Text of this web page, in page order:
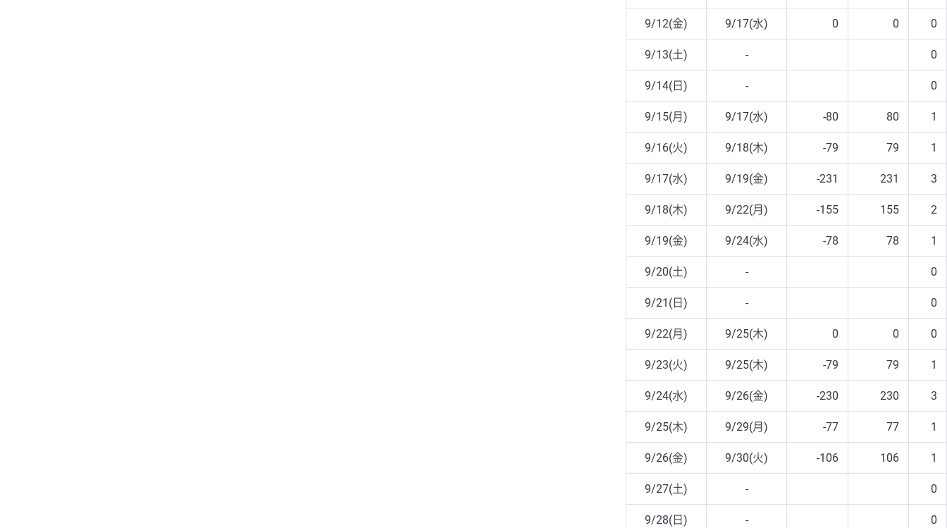
9/12(金) 9/17(水) 0 0 0
9/13(土) - 0
9/14(日) - 0
9/15(月) 9/17(水) -80 80 1
9/16(火) 9/18(木) -79 79 1
9/17(水) 9/19(金) -231 231 3
9/18(木) 9/22(月) -155 155 2
9/19(金) 9/24(水) -78 78 1
9/20(土) - 0
9/21(日) - 0
9/22(月) 9/25(木) 0 0 0
9/23(火) 9/25(木) -79 79 1
9/24(水) 9/26(金) -230 230 3
9/25(木) 9/29(月) -77 77 1
9/26(金) 9/30(火) -106 106 1
9/27(土) - 0
9/28(日) - 0